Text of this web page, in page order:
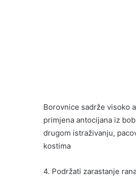
Borovnice sadrže visoko
primjena antocijana iz
drugom istraživanju,
kostima
4. Podržati zarastanje